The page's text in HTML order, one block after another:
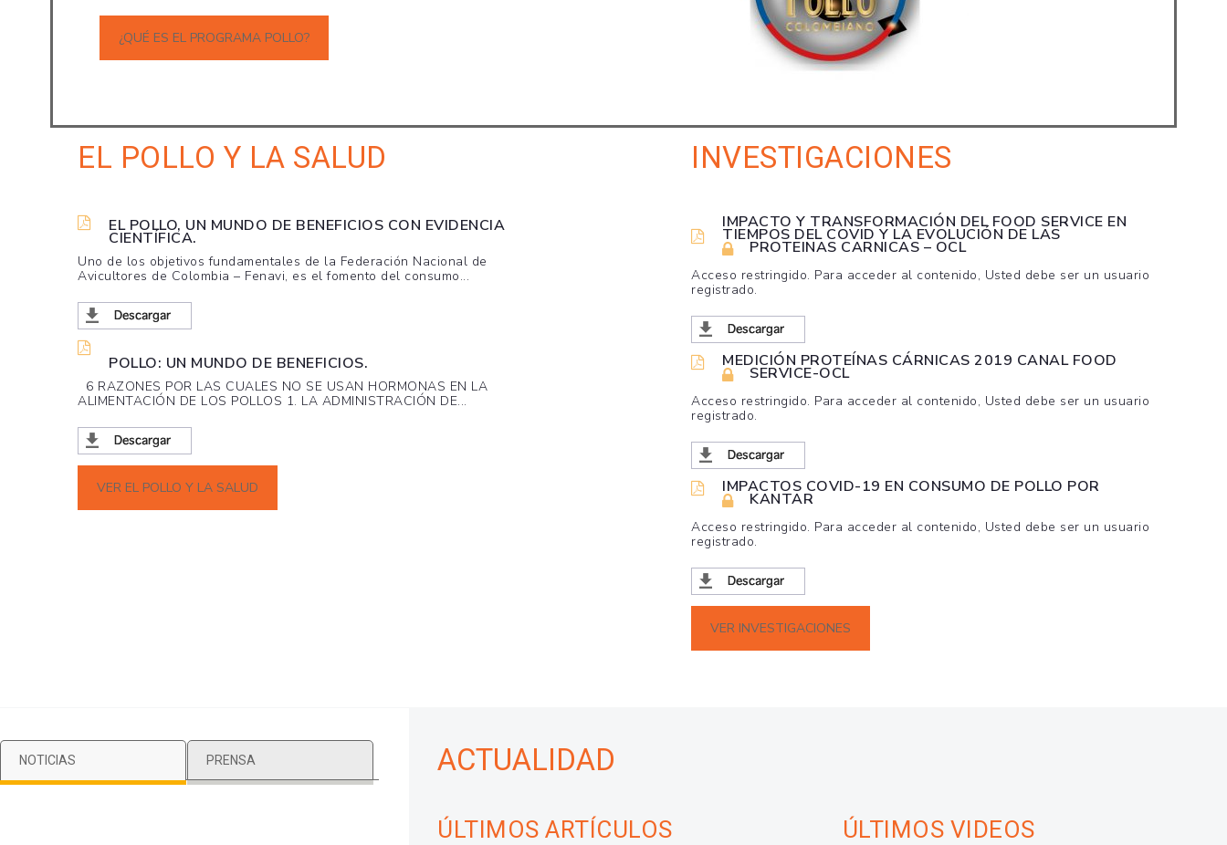
¿QUÉ ES EL PROGRAMA POLLO?
EL POLLO Y LA SALUD
EL POLLO, UN MUNDO DE BENEFICIOS CON EVIDENCIA
CIENTÍFICA.
Uno de los objetivos fundamentales de la Federación Nacional de
Avicultores de Colombia – Fenavi, es el fomento del consumo...
POLLO: UN MUNDO DE BENEFICIOS.
6 RAZONES POR LAS CUALES NO SE USAN HORMONAS EN LA
ALIMENTACIÓN DE LOS POLLOS 1. LA ADMINISTRACIÓN DE...
VER EL POLLO Y LA SALUD
INVESTIGACIONES
IMPACTO Y TRANSFORMACIÓN DEL FOOD SERVICE EN
TIEMPOS DEL COVID Y LA EVOLUCIÓN DE LAS
PROTEINAS CARNICAS – OCL
Acceso restringido. Para acceder al contenido, Usted debe ser un usuario
registrado.
MEDICIÓN PROTEÍNAS CÁRNICAS 2019 CANAL FOOD
SERVICE-OCL
Acceso restringido. Para acceder al contenido, Usted debe ser un usuario
registrado.
IMPACTOS COVID-19 EN CONSUMO DE POLLO POR
KANTAR
Acceso restringido. Para acceder al contenido, Usted debe ser un usuario
registrado.
VER INVESTIGACIONES
NOTICIAS PRENSA ACTUALIDAD
ÚLTIMOS ARTÍCULOS ÚLTIMOS VIDEOS